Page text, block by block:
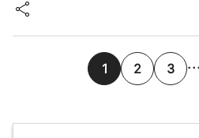
1 2 3 ...